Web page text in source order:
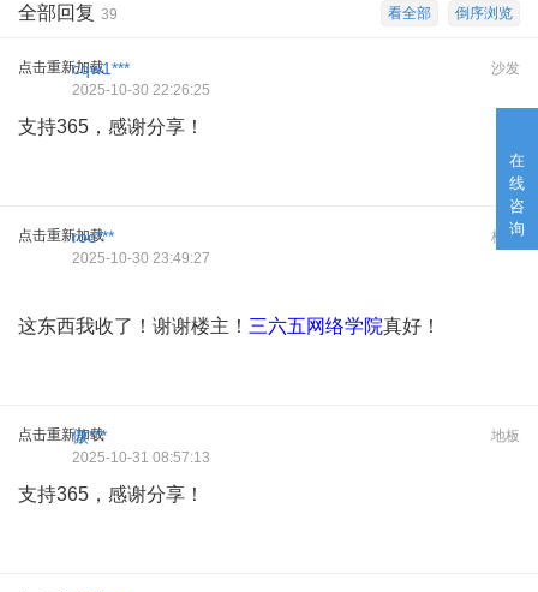
在
线
咨
询
倒序浏览
看全部
全部回复 39
点击重新加载 沙发
cqw1***
2025-10-30 22:26:25
支持365，感谢分享！
点击重新加载 板凳
roc***
2025-10-30 23:49:27
这东西我收了！谢谢楼主！ 三六五网络学院真好！
点击重新加载 地板
傲***
2025-10-31 08:57:13
支持365，感谢分享！